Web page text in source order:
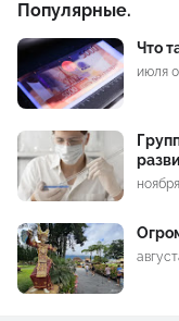
Популярные.
Что
июля